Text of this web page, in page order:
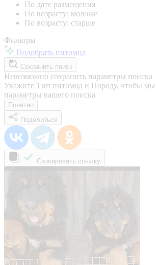
По дате размещения
По возрасту: моложе
По возрасту: старше
Фильтры
Подобрать питомца
Сохранить поиск
Невозможно сохранить параметры поиска
Укажите Тип питомца и Породу, чтобы мы
параметры вашего поиска
Понятно
Поделиться
Скопировать ссылку